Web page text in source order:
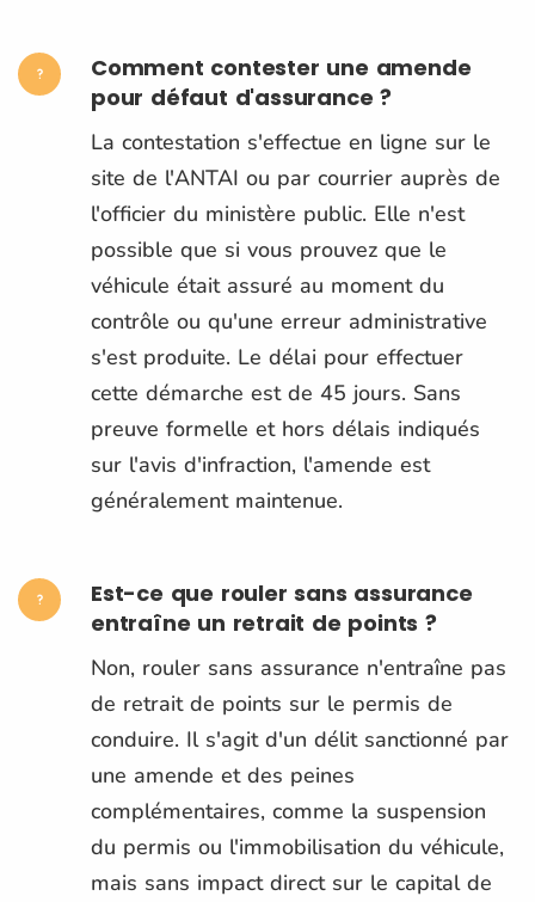
Comment contester une amende
pour défaut d'assurance ?
La contestation s'effectue en ligne sur le
site de l'ANTAI ou par courrier auprès de
l'officier du ministère public. Elle n'est
possible que si vous prouvez que le
véhicule était assuré au moment du
contrôle ou qu'une erreur administrative
s'est produite. Le délai pour effectuer
cette démarche est de 45 jours. Sans
preuve formelle et hors délais indiqués
sur l'avis d'infraction, l'amende est
généralement maintenue.
Est-ce que rouler sans assurance
entraîne un retrait de points ?
Non, rouler sans assurance n'entraîne pas
de retrait de points sur le permis de
conduire. Il s'agit d'un délit sanctionné par
une amende et des peines
complémentaires, comme la suspension
du permis ou l'immobilisation du véhicule,
mais sans impact direct sur le capital de